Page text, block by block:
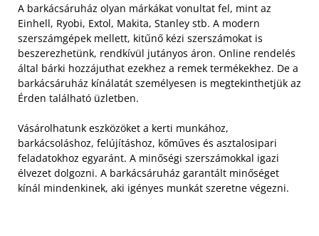
A barkácsáruház olyan márkákat vonultat fel, mint az
Einhell, Ryobi, Extol, Makita, Stanley stb. A modern
szerszámgépek mellett, kitűnő kézi szerszámokat is
beszerezhetünk, rendkívül jutányos áron. Online rendelés
által bárki hozzájuthat ezekhez a remek termékekhez. De a
barkácsáruház kínálatát személyesen is megtekinthetjük az
Érden található üzletben.
Vásárolhatunk eszközöket a kerti munkához,
barkácsoláshoz, felújításhoz, kőműves és asztalosipari
feladatokhoz egyaránt. A minőségi szerszámokkal igazi
élvezet dolgozni. A barkácsáruház garantált minőséget
kínál mindenkinek, aki igényes munkát szeretne végezni.